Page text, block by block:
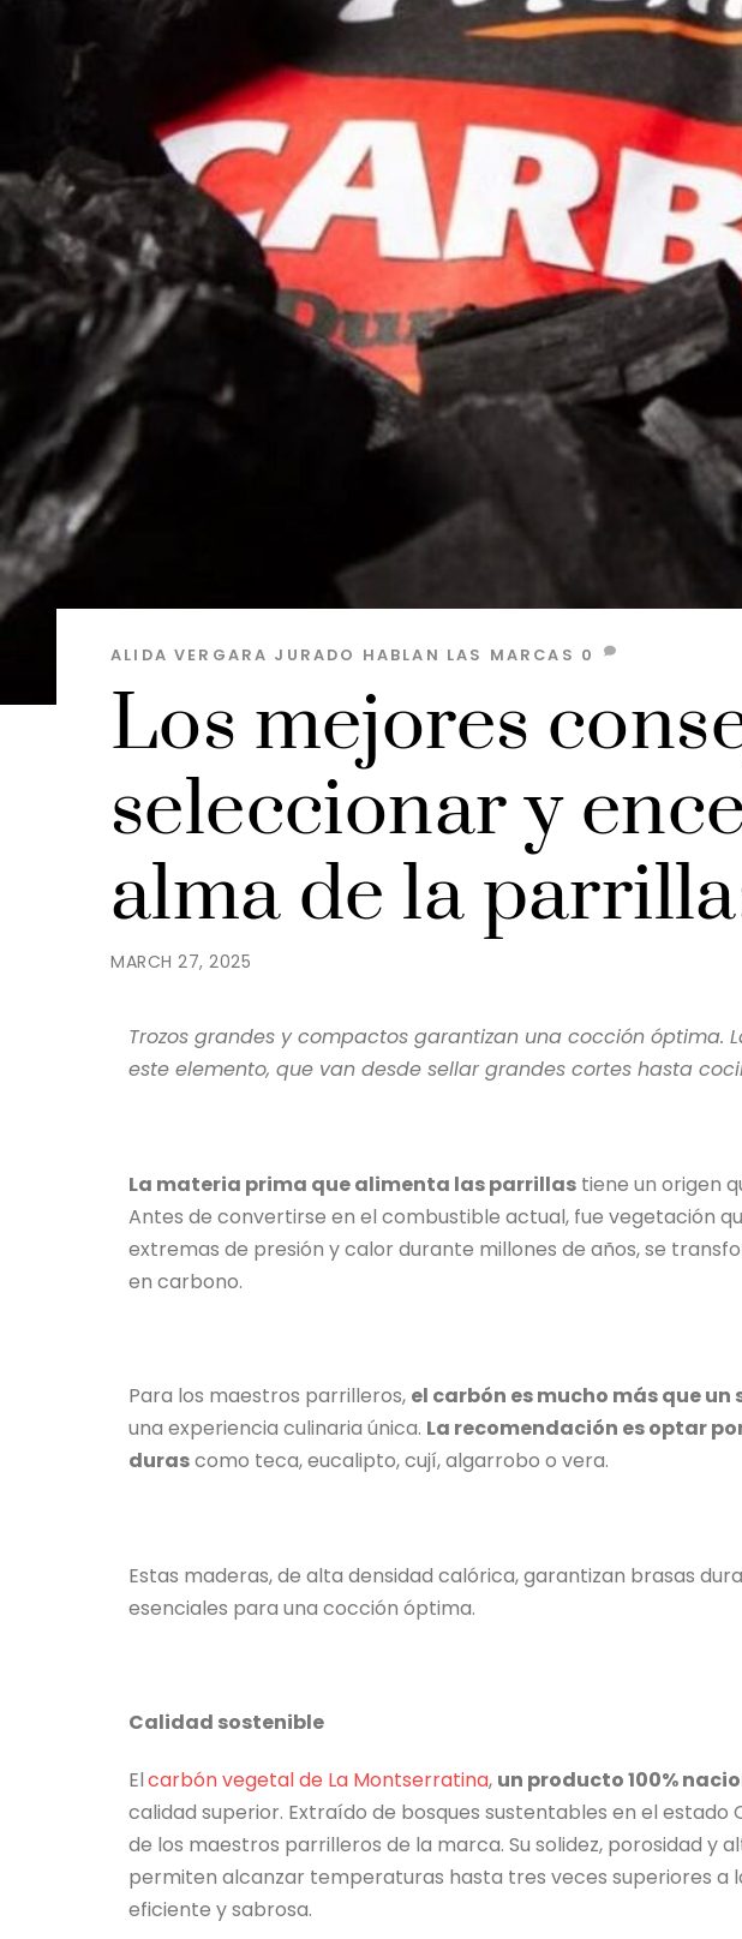
MARCH 27, 2025
Los mejores
seleccionar y
alma de la
ALIDA VERGARA JURADO HABLAN LAS MARCAS 0
Trozos grandes y compactos garantizan una cocción óptima.
este elemento, que van desde sellar grandes cortes hasta
La materia prima que alimenta las parrillas tiene un origen
Antes de convertirse en el combustible actual, fue vegetación
extremas de presión y calor durante millones de años, se
en carbono.
Para los maestros parrilleros, el carbón es mucho más que
una experiencia culinaria única. La recomendación es optar
durascomo teca, eucalipto, cují, algarrobo o vera.
Estas maderas, de alta densidad calórica, garantizan brasas
esenciales para una cocción óptima.
Calidad sostenible
Elcarbón vegetal de La Montserratina, un producto 100%
calidad superior. Extraído de bosques sustentables en el estado
de los maestros parrilleros de la marca. Su solidez, porosidad y
permiten alcanzar temperaturas hasta tres veces superiores a
eficiente y sabrosa.